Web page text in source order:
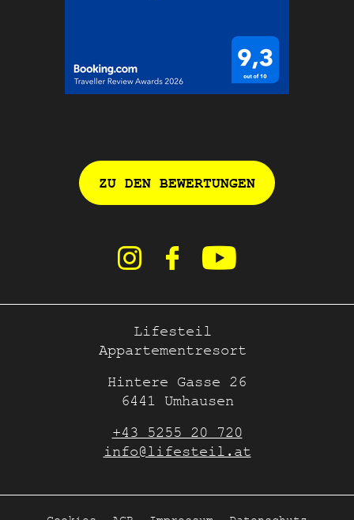
ZU DEN BEWERTUNGEN
Lifesteil
Appartementresort
Hintere Gasse 26
6441 Umhausen
+43 5255 20 720
info@lifesteil.at